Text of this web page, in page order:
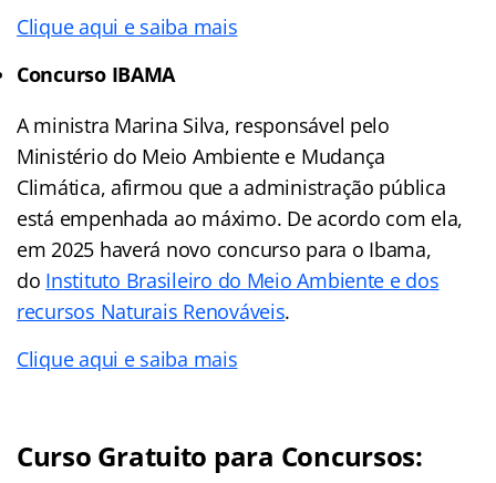
Clique aqui e saiba mais
Concurso IBAMA
A ministra Marina Silva, responsável pelo
Ministério do Meio Ambiente e Mudança
Climática, afirmou que a administração pública
está empenhada ao máximo. De acordo com ela,
em 2025 haverá novo concurso para o Ibama,
do Instituto Brasileiro do Meio Ambiente e dos
recursos Naturais Renováveis.
Clique aqui e saiba mais
Curso Gratuito para Concursos: